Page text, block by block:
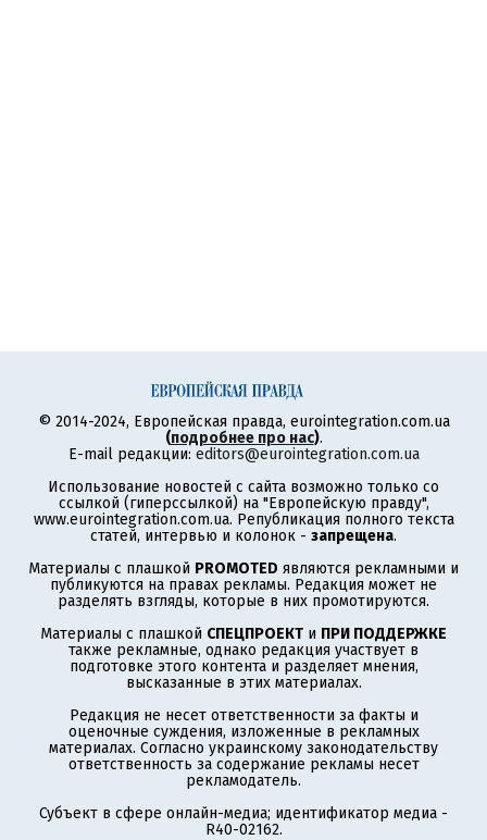
© 2014-2024, Европейская правда, eurointegration.com.ua
(подробнее про нас).
E-mail редакции: editors@eurointegration.com.ua
Использование новостей с сайта возможно только со
ссылкой (гиперссылкой) на "Европейскую правду",
www.eurointegration.com.ua. Републикация полного текста
статей, интервью и колонок - запрещена.
Материалы с плашкой PROMOTED являются рекламными и
публикуются на правах рекламы. Редакция может не
разделять взгляды, которые в них промотируются.
Материалы с плашкой СПЕЦПРОЕКТ и ПРИ ПОДДЕРЖКЕ
также рекламные, однако редакция участвует в
подготовке этого контента и разделяет мнения,
высказанные в этих материалах.
Редакция не несет ответственности за факты и
оценочные суждения, изложенные в рекламных
материалах. Согласно украинскому законодательству
ответственность за содержание рекламы несет
рекламодатель.
Субъект в сфере онлайн-медиа; идентификатор медиа -
R40-02162.